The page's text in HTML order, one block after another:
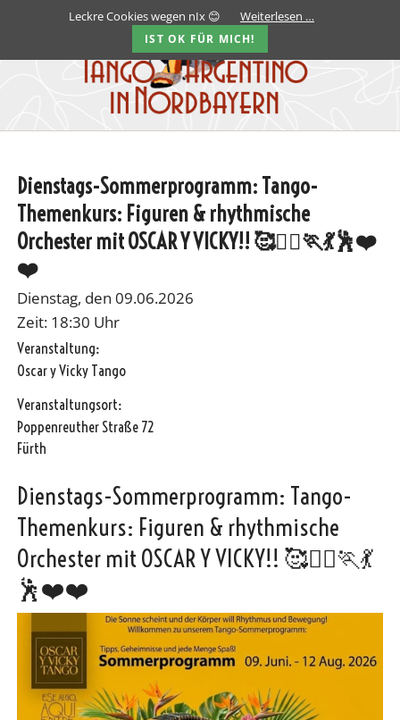
Dienstags-Sommerprogramm: Tango-
Themenkurs: Figuren & rhythmische
Orchester mit OSCAR Y VICKY!! 🥰🏃‍♀️🏃💃🕺❤️
❤️
Dienstag, den 09.06.2026
Zeit: 18:30 Uhr
Veranstaltung:
Oscar y Vicky Tango
Veranstaltungsort:
Poppenreuther Straße 72
Fürth
Dienstags-Sommerprogramm: Tango-
Themenkurs: Figuren & rhythmische
Orchester mit OSCAR Y VICKY!! 🥰🏃‍♀️🏃💃
🕺❤️❤️
Leckre Cookies wegen nIx 😊 Weiterlesen …
IST OK FÜR MICH!